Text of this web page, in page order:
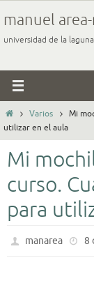
al
contenido
manuel
universidad de la laguna
InicioVarios
Mi
utilizar en el aula
Mi
curso.
para
manarea 8